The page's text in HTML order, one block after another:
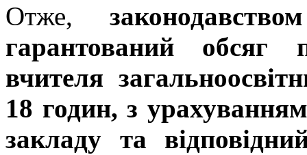
Отже,
гарантований обсяг
вчителя
18 годин, з
закладу та